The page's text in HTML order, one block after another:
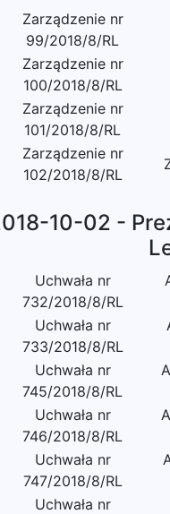
Zarządzenie nr
99/2018/8/RL
Zarządzenie nr
100/2018/8/RL
Zarządzenie nr
101/2018/8/RL
Zarządzenie nr
102/2018/8/RL
10-02 -
Uchwała nr
732/2018/8/RL
Uchwała nr
733/2018/8/RL
Uchwała nr
745/2018/8/RL
Uchwała nr
746/2018/8/RL
Uchwała nr
747/2018/8/RL
Uchwała nr